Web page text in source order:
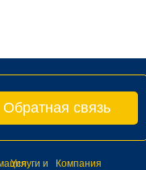
Обратная связь
Услуги и
Компания